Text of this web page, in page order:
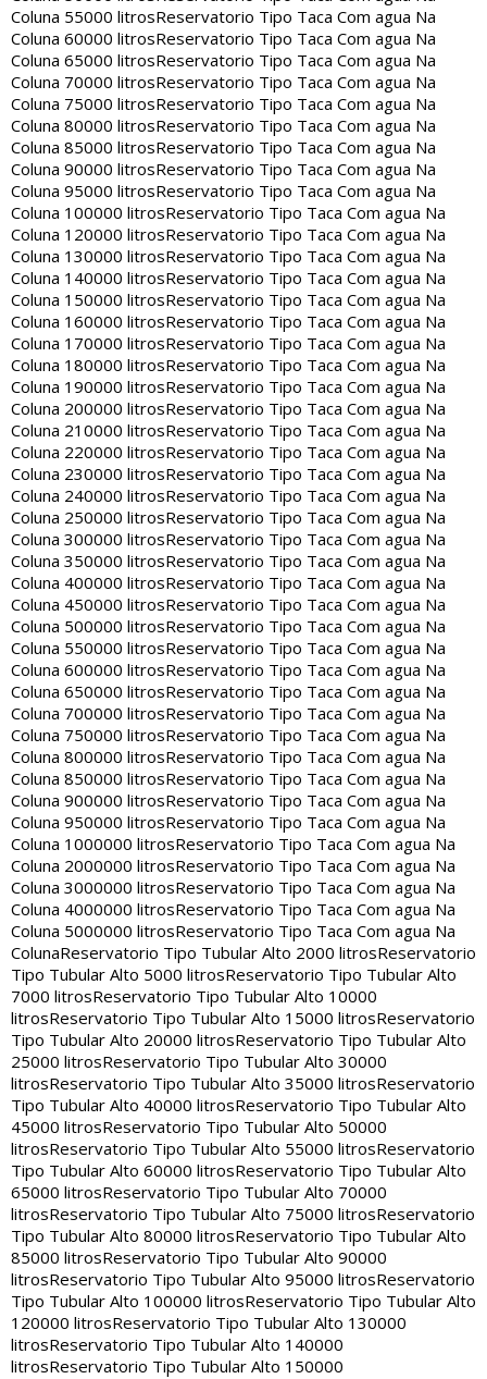
Coluna 55000 litrosReservatorio Tipo Taca Com agua Na
Coluna 60000 litrosReservatorio Tipo Taca Com agua Na
Coluna 65000 litrosReservatorio Tipo Taca Com agua Na
Coluna 70000 litrosReservatorio Tipo Taca Com agua Na
Coluna 75000 litrosReservatorio Tipo Taca Com agua Na
Coluna 80000 litrosReservatorio Tipo Taca Com agua Na
Coluna 85000 litrosReservatorio Tipo Taca Com agua Na
Coluna 90000 litrosReservatorio Tipo Taca Com agua Na
Coluna 95000 litrosReservatorio Tipo Taca Com agua Na
Coluna 100000 litrosReservatorio Tipo Taca Com agua Na
Coluna 120000 litrosReservatorio Tipo Taca Com agua Na
Coluna 130000 litrosReservatorio Tipo Taca Com agua Na
Coluna 140000 litrosReservatorio Tipo Taca Com agua Na
Coluna 150000 litrosReservatorio Tipo Taca Com agua Na
Coluna 160000 litrosReservatorio Tipo Taca Com agua Na
Coluna 170000 litrosReservatorio Tipo Taca Com agua Na
Coluna 180000 litrosReservatorio Tipo Taca Com agua Na
Coluna 190000 litrosReservatorio Tipo Taca Com agua Na
Coluna 200000 litrosReservatorio Tipo Taca Com agua Na
Coluna 210000 litrosReservatorio Tipo Taca Com agua Na
Coluna 220000 litrosReservatorio Tipo Taca Com agua Na
Coluna 230000 litrosReservatorio Tipo Taca Com agua Na
Coluna 240000 litrosReservatorio Tipo Taca Com agua Na
Coluna 250000 litrosReservatorio Tipo Taca Com agua Na
Coluna 300000 litrosReservatorio Tipo Taca Com agua Na
Coluna 350000 litrosReservatorio Tipo Taca Com agua Na
Coluna 400000 litrosReservatorio Tipo Taca Com agua Na
Coluna 450000 litrosReservatorio Tipo Taca Com agua Na
Coluna 500000 litrosReservatorio Tipo Taca Com agua Na
Coluna 550000 litrosReservatorio Tipo Taca Com agua Na
Coluna 600000 litrosReservatorio Tipo Taca Com agua Na
Coluna 650000 litrosReservatorio Tipo Taca Com agua Na
Coluna 700000 litrosReservatorio Tipo Taca Com agua Na
Coluna 750000 litrosReservatorio Tipo Taca Com agua Na
Coluna 800000 litrosReservatorio Tipo Taca Com agua Na
Coluna 850000 litrosReservatorio Tipo Taca Com agua Na
Coluna 900000 litrosReservatorio Tipo Taca Com agua Na
Coluna 950000 litrosReservatorio Tipo Taca Com agua Na
Coluna 1000000 litrosReservatorio Tipo Taca Com agua Na
Coluna 2000000 litrosReservatorio Tipo Taca Com agua Na
Coluna 3000000 litrosReservatorio Tipo Taca Com agua Na
Coluna 4000000 litrosReservatorio Tipo Taca Com agua Na
Coluna 5000000 litrosReservatorio Tipo Taca Com agua Na
ColunaReservatorio Tipo Tubular Alto 2000 litrosReservatorio
Tipo Tubular Alto 5000 litrosReservatorio Tipo Tubular Alto
7000 litrosReservatorio Tipo Tubular Alto 10000
litrosReservatorio Tipo Tubular Alto 15000 litrosReservatorio
Tipo Tubular Alto 20000 litrosReservatorio Tipo Tubular Alto
25000 litrosReservatorio Tipo Tubular Alto 30000
litrosReservatorio Tipo Tubular Alto 35000 litrosReservatorio
Tipo Tubular Alto 40000 litrosReservatorio Tipo Tubular Alto
45000 litrosReservatorio Tipo Tubular Alto 50000
litrosReservatorio Tipo Tubular Alto 55000 litrosReservatorio
Tipo Tubular Alto 60000 litrosReservatorio Tipo Tubular Alto
65000 litrosReservatorio Tipo Tubular Alto 70000
litrosReservatorio Tipo Tubular Alto 75000 litrosReservatorio
Tipo Tubular Alto 80000 litrosReservatorio Tipo Tubular Alto
85000 litrosReservatorio Tipo Tubular Alto 90000
litrosReservatorio Tipo Tubular Alto 95000 litrosReservatorio
Tipo Tubular Alto 100000 litrosReservatorio Tipo Tubular Alto
120000 litrosReservatorio Tipo Tubular Alto 130000
litrosReservatorio Tipo Tubular Alto 140000
litrosReservatorio Tipo Tubular Alto 150000